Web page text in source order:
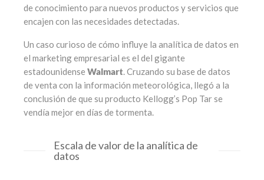
de conocimiento para nuevos productos y servicios que
encajen con las necesidades detectadas.
Un caso curioso de cómo influye la analítica de datos en
el marketing empresarial es el del gigante
estadounidense Walmart. Cruzando su base de datos
de venta con la información meteorológica, llegó a la
conclusión de que su producto Kellogg’s Pop Tar se
vendía mejor en días de tormenta.
Escala de valor de la analítica de
datos